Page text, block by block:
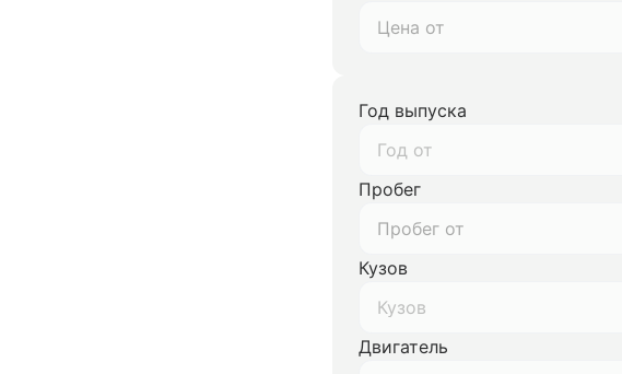
Год выпуска
Год от
Пробег
Кузов
Кузов
Двигатель